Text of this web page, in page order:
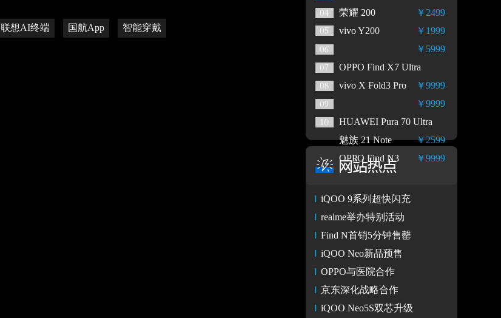
联想AI终端 国航App 智能穿戴
￥2499
荣耀 200
￥1999
vivo Y200
￥5999
OPPO Find X7 Ultra
￥9999
vivo X Fold3 Pro
￥9999
HUAWEI Pura 70 Ultra
￥2599
魅族 21 Note
￥9999
OPPO Find N3
iQOO 9系列超快闪充
realme举办特别活动
Find N首销5分钟售罄
iQOO Neo新品预售
OPPO与医院合作
京东深化战略合作
iQOO Neo5S双芯升级